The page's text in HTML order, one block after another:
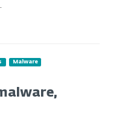
Malware